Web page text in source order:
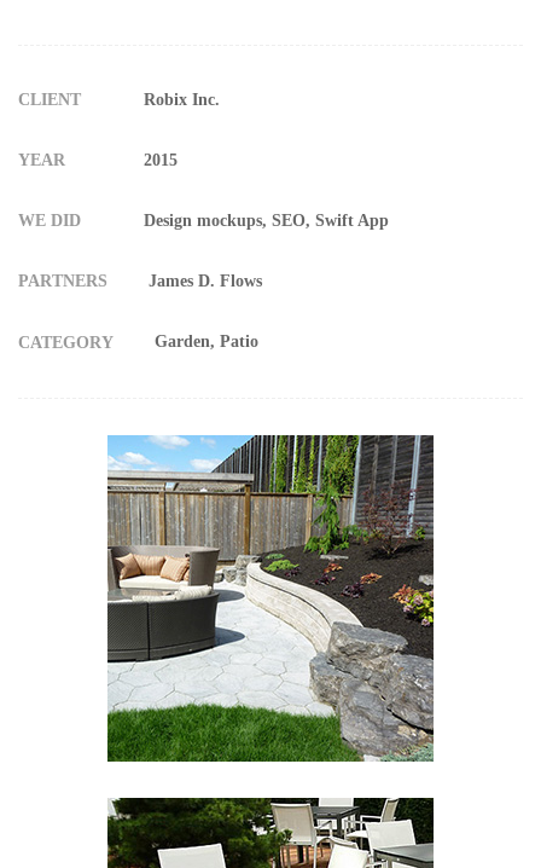
CLIENT Robix Inc.
YEAR 2015
WE DID Design mockups, SEO, Swift App
PARTNERS James D. Flows
CATEGORY Garden Patio